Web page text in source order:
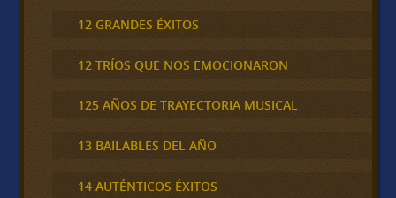
12 GRANDES ÉXITOS
12 TRÍOS QUE NOS EMOCIONARON
125 AÑOS DE TRAYECTORIA MUSICAL
13 BAILABLES DEL AÑO
14 AUTÉNTICOS ÉXITOS